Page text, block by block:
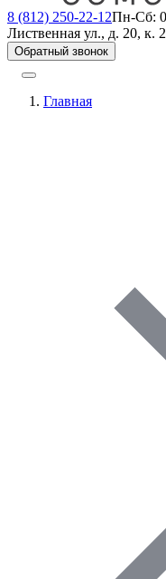
8 (812) 250-22-12Пн-Сб:
Лиственная ул., д. 20, к. 2
Обратный звонок
Главная